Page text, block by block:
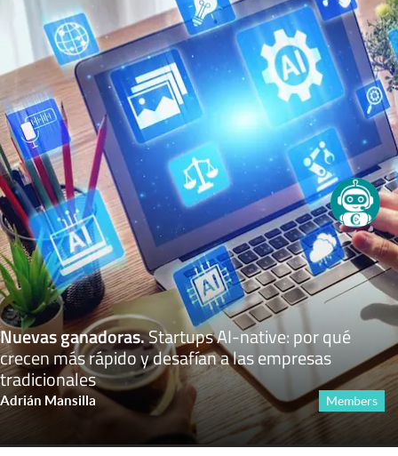
Nuevas ganadoras.Startups AI-native: por qué
crecen más rápido y desafían a las empresas
tradicionales
Adrián Mansilla Members